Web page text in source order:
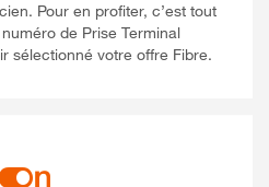
Pour en profiter, c’est tout
de Prise Terminal
sélectionné votre offre Fibre.